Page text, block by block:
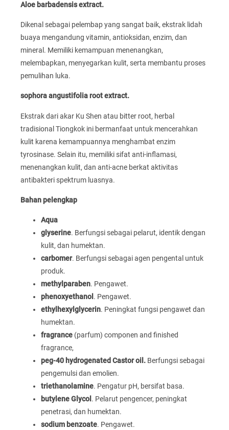
Aloe barbadensis extract.
Dikenal sebagai pelembap yang sangat baik, ekstrak lidah
buaya mengandung vitamin, antioksidan, enzim, dan
mineral. Memiliki kemampuan menenangkan,
melembapkan, menyegarkan kulit, serta membantu proses
pemulihan luka.
sophora angustifolia root extract.
Ekstrak dari akar Ku Shen atau bitter root, herbal
tradisional Tiongkok ini bermanfaat untuk mencerahkan
kulit karena kemampuannya menghambat enzim
tyrosinase. Selain itu, memiliki sifat anti-inflamasi,
menenangkan kulit, dan anti-acne berkat aktivitas
antibakteri spektrum luasnya.
Bahan pelengkap
Aqua
glyserine. Berfungsi sebagai pelarut, identik dengan
kulit, dan humektan.
carbomer. Berfungsi sebagai agen pengental untuk
produk.
methylparaben. Pengawet.
phenoxyethanol . Pengawet.
ethylhexylglycerin. Peningkat fungsi pengawet dan
humektan.
fragrance (parfum) componen and finished
fragrance,
peg-40 hydrogenated Castor oil. Berfungsi sebagai
pengemulsi dan emolien.
triethanolamine. Pengatur pH, bersifat basa.
butylene Glycol . Pelarut pengencer, peningkat
penetrasi, dan humektan.
sodium benzoate. Pengawet.